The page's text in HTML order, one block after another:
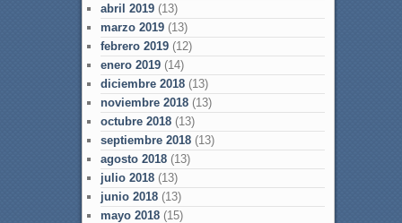
abril 2019(13)
marzo 2019(13)
febrero 2019(12)
enero 2019(14)
diciembre 2018(13)
noviembre 2018(13)
octubre 2018(13)
septiembre 2018(13)
agosto 2018(13)
julio 2018(13)
junio 2018(13)
mayo 2018(15)